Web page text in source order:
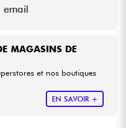
MAGASINS DE
et nos boutiques
EN SAVOIR +
email